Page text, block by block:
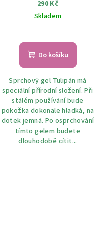
290 Kč
Skladem
Do košíku
Sprchový gel Tulipán má
speciální přírodní složení. Při
stálém používání bude
pokožka dokonale hladká, na
dotek jemná. Po osprchování
tímto gelem budete
dlouhodobě cítit...